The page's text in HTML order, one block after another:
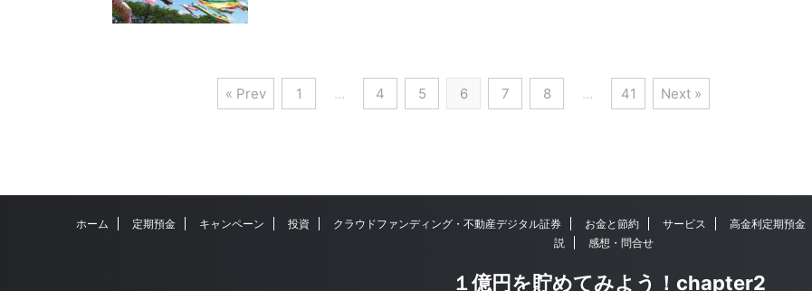
« Prev 1 … 4 5 6 7 8 … 41 Next »
ホーム 定期預金 キャンペーン 投資 クラウドファンディング・不動産デジタル証券 お金と節約 サービス 高金利定期預金
説
感想・問合せ
１億円を貯めてみよう！chapter2